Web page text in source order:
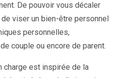
De pouvoir vous décaler
de viser un bien-être personnel
personnelles,
couple ou encore de parent.
charge est inspirée de la